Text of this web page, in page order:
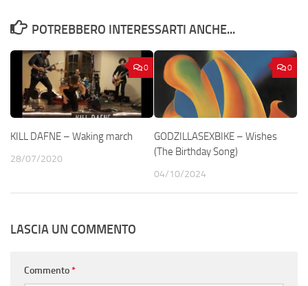
POTREBBERO INTERESSARTI ANCHE...
0
KILL DAFNE – Waking march
28/07/2020
0
GODZILLASEXBIKE – Wishes
(The Birthday Song)
04/10/2024
LASCIA UN COMMENTO
Commento*